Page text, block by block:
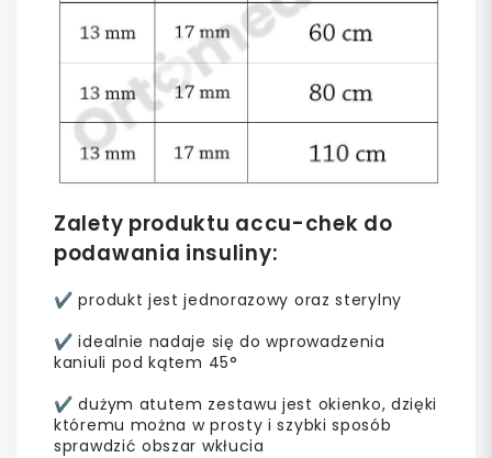
Zalety produktu accu-chek do
podawania insuliny:
✔️ produkt jest jednorazowy oraz sterylny
✔️ idealnie nadaje się do wprowadzenia
kaniuli pod kątem 45°
✔️ dużym atutem zestawu jest okienko, dzięki
któremu można w prosty i szybki sposób
sprawdzić obszar wkłucia